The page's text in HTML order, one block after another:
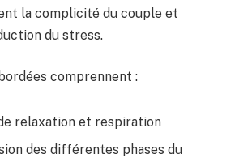
la complicité du couple et
du stress.
comprennent :
relaxation et respiration
des différentes phases du